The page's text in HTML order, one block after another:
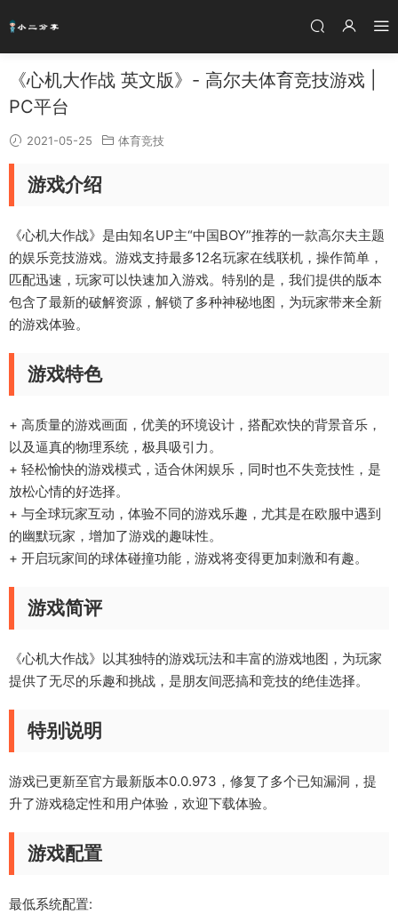
《心机大作战 英文版》- 高尔夫体育竞技游戏 |
PC平台
2021-05-25 体育竞技
游戏介绍
《心机大作战》是由知名UP主“中国BOY”推荐的一款高尔夫主题
的娱乐竞技游戏。游戏支持最多12名玩家在线联机，操作简单，
匹配迅速，玩家可以快速加入游戏。特别的是，我们提供的版本
包含了最新的破解资源，解锁了多种神秘地图，为玩家带来全新
的游戏体验。
游戏特色
+ 高质量的游戏画面，优美的环境设计，搭配欢快的背景音乐，
以及逼真的物理系统，极具吸引力。
+ 轻松愉快的游戏模式，适合休闲娱乐，同时也不失竞技性，是
放松心情的好选择。
+ 与全球玩家互动，体验不同的游戏乐趣，尤其是在欧服中遇到
的幽默玩家，增加了游戏的趣味性。
+ 开启玩家间的球体碰撞功能，游戏将变得更加刺激和有趣。
游戏简评
《心机大作战》以其独特的游戏玩法和丰富的游戏地图，为玩家
提供了无尽的乐趣和挑战，是朋友间恶搞和竞技的绝佳选择。
特别说明
游戏已更新至官方最新版本0.0.973，修复了多个已知漏洞，提
升了游戏稳定性和用户体验，欢迎下载体验。
游戏配置
最低系统配置: